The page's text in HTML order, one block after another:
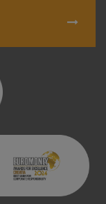
aktivni
se
uključuju zahtjev
preglednik
upozorenje
bi vas mogle